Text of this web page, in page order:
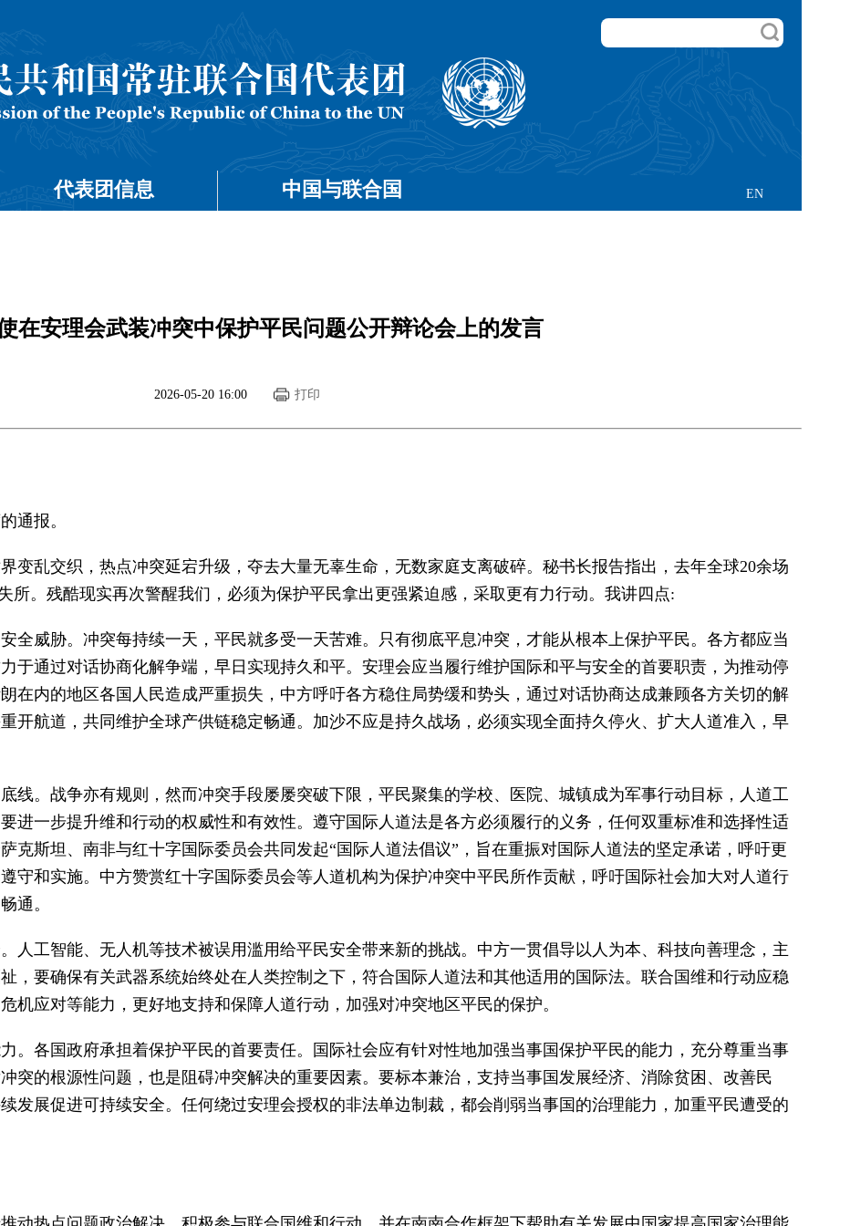
EN
代表团信息 中国与联合国
在安理会武装冲突中保护平民问题公开辩论会上的发言
2026-05-20 16:00 打印
通报。
变乱交织，热点冲突延宕升级，夺去大量无辜生命，无数家庭支离破碎。秘书长报告指出，去年全球20余场
所。残酷现实再次警醒我们，必须为保护平民拿出更强紧迫感，采取更有力行动。我讲四点:
全威胁。冲突每持续一天，平民就多受一天苦难。只有彻底平息冲突，才能从根本上保护平民。各方都应当
于通过对话协商化解争端，早日实现持久和平。安理会应当履行维护国际和平与安全的首要职责，为推动停
在内的地区各国人民造成严重损失，中方呼吁各方稳住局势缓和势头，通过对话协商达成兼顾各方关切的解
开航道，共同维护全球产供链稳定畅通。加沙不应是持久战场，必须实现全面持久停火、扩大人道准入，早
线。战争亦有规则，然而冲突手段屡屡突破下限，平民聚集的学校、医院、城镇成为军事行动目标，人道工
进一步提升维和行动的权威性和有效性。遵守国际人道法是各方必须履行的义务，任何双重标准和选择性适
克斯坦、南非与红十字国际委员会共同发起“国际人道法倡议”，旨在重振对国际人道法的坚定承诺，呼吁更
守和实施。中方赞赏红十字国际委员会等人道机构为保护冲突中平民所作贡献，呼吁国际社会加大对人道行
通。
人工智能、无人机等技术被误用滥用给平民安全带来新的挑战。中方一贯倡导以人为本、科技向善理念，主
，要确保有关武器系统始终处在人类控制之下，符合国际人道法和其他适用的国际法。联合国维和行动应稳
机应对等能力，更好地支持和保障人道行动，加强对冲突地区平民的保护。
。各国政府承担着保护平民的首要责任。国际社会应有针对性地加强当事国保护平民的能力，充分尊重当事
突的根源性问题，也是阻碍冲突解决的重要因素。要标本兼治，支持当事国发展经济、消除贫困、改善民
发展促进可持续安全。任何绕过安理会授权的非法单边制裁，都会削弱当事国的治理能力，加重平民遭受的